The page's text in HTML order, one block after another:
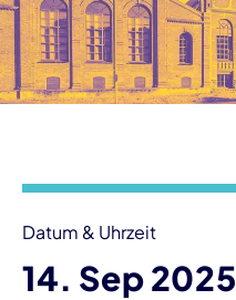
Datum & Uhrzeit
14. Sep 2025